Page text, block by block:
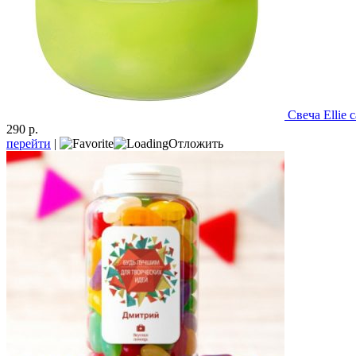
Свеча Ellie
290 р.
перейти | Отложить